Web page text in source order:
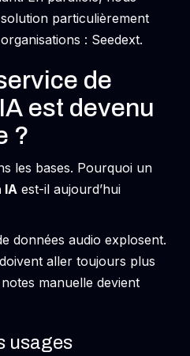
particulièrement
: Seedext.
de
est devenu
?
les bases. Pourquoi un
IA est-il aujourd’hui
données audio explosent.
aller toujours plus
manuelle devient
usages